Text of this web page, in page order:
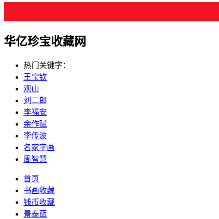
华亿珍宝收藏网
热门关键字：
王宝钦
观山
刘二郎
李福安
余作赋
李传波
名家字画
周智慧
首页
书画收藏
钱币收藏
景泰蓝